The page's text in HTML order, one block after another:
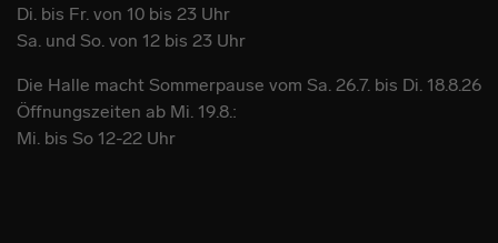
Di. bis Fr. von 10 bis 23 Uhr
Sa. und So. von 12 bis 23 Uhr
Die Halle macht Sommerpause vom Sa. 26.7. bis Di. 18.8.26
Öffnungszeiten ab Mi. 19.8.:
Mi. bis So 12-22 Uhr